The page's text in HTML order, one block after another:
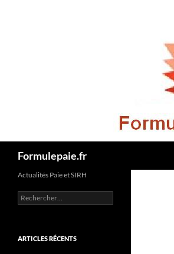
Formulepaie.fr
Actualités Paie et SIRH
Rechercher :
ARTICLES RÉCENTS